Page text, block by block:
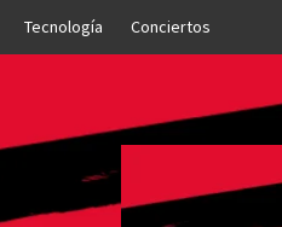
Tecnología Conciertos